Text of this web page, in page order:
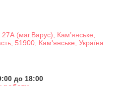
27А (маг.Варус), Кам’янське,
51900, Кам'янське, Україна
до 18:00